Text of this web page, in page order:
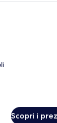
Una
Scopri i